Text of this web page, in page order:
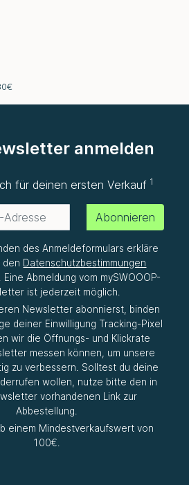
anmelden
für deinen ersten Verkauf 1
Abonnieren
des Anmeldeformulars erkläre
den Datenschutzbestimmungen
Abmeldung vom mySWOOOP-
ist jederzeit möglich.
Newsletter abonnierst, binden
deiner Einwilligung Tracking-Pixel
wir die Öffnungs- und Klickrate
messen können, um unsere
zu verbessern. Solltest du deine
wollen, nutze bitte den in
vorhandenen Link zur
Abbestellung.
einem Mindestverkaufswert von
100€.